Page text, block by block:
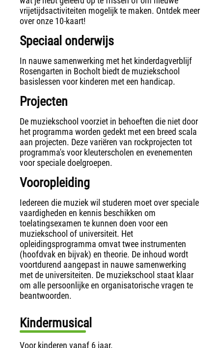
vrijetijdsactiviteiten mogelijk te maken. Ontdek meer
over onze 10-kaart!
Speciaal onderwijs
In nauwe samenwerking met het kinderdagverblijf
Rosengarten in Bocholt biedt de muziekschool
basislessen voor kinderen met een handicap.
Projecten
De muziekschool voorziet in behoeften die niet door
het programma worden gedekt met een breed scala
aan projecten. Deze variëren van rockprojecten tot
programma's voor kleuterscholen en evenementen
voor speciale doelgroepen.
Vooropleiding
Iedereen die muziek wil studeren moet over speciale
vaardigheden en kennis beschikken om
toelatingsexamen te kunnen doen voor een
muziekschool of universiteit. Het
opleidingsprogramma omvat twee instrumenten
(hoofdvak en bijvak) en theorie. De inhoud wordt
voortdurend aangepast in nauwe samenwerking
met de universiteiten. De muziekschool staat klaar
om alle persoonlijke en organisatorische vragen te
beantwoorden.
Kindermusical
Voor kinderen vanaf 6 jaar.